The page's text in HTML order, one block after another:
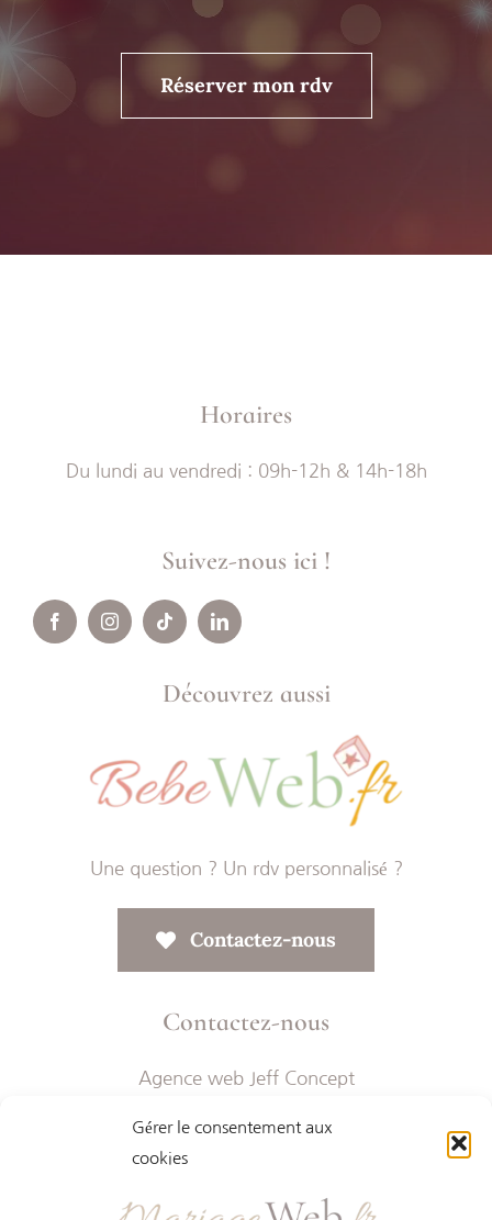
Gérer le consentement aux
cookies
Réserver mon rdv
Horaires
Du lundi au vendredi : 09h-12h & 14h-18h
Suivez-nous ici !
Découvrez aussi
Une question ? Un rdv personnalisé ?
Contactez-nous
Contactez-nous
Agence web Jeff Concept
contact@mariageweb.fr